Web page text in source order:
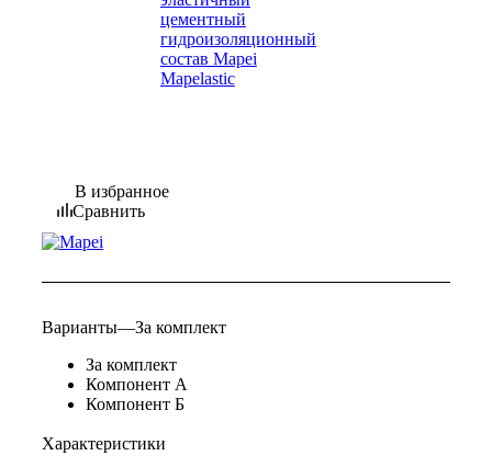
В избранное
Сравнить
Варианты—За комплект
За комплект
Компонент А
Компонент Б
Характеристики